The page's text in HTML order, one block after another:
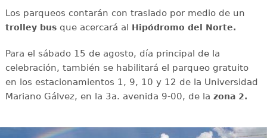
Los parqueos contarán con traslado por medio de un
trolley busque acercará al Hipódromo del Norte.
Para el sábado 15 de agosto, día principal de la
celebración, también se habilitará el parqueo gratuito
en los estacionamientos 1, 9, 10 y 12 de la Universidad
Mariano Gálvez, en la 3a. avenida 9-00, de la zona 2.